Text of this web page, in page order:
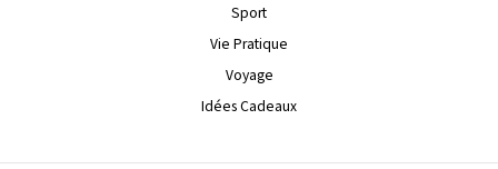
Sport
Vie Pratique
Voyage
Idées Cadeaux